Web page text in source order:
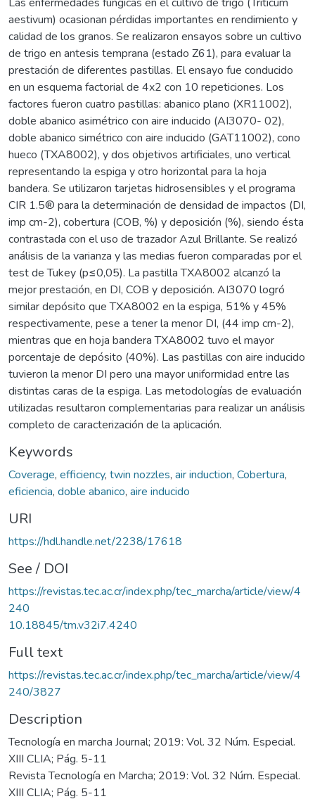
aestivum) ocasionan pérdidas importantes en rendimiento y
calidad de los granos. Se realizaron ensayos sobre un cultivo
de trigo en antesis temprana (estado Z61), para evaluar la
prestación de diferentes pastillas. El ensayo fue conducido
en un esquema factorial de 4x2 con 10 repeticiones. Los
factores fueron cuatro pastillas: abanico plano (XR11002),
doble abanico asimétrico con aire inducido (AI3070- 02),
doble abanico simétrico con aire inducido (GAT11002), cono
hueco (TXA8002), y dos objetivos artificiales, uno vertical
representando la espiga y otro horizontal para la hoja
bandera. Se utilizaron tarjetas hidrosensibles y el programa
CIR 1.5® para la determinación de densidad de impactos (DI,
imp cm-2), cobertura (COB, %) y deposición (%), siendo ésta
contrastada con el uso de trazador Azul Brillante. Se realizó
análisis de la varianza y las medias fueron comparadas por el
test de Tukey (p≤0,05). La pastilla TXA8002 alcanzó la
mejor prestación, en DI, COB y deposición. AI3070 logró
similar depósito que TXA8002 en la espiga, 51% y 45%
respectivamente, pese a tener la menor DI, (44 imp cm-2),
mientras que en hoja bandera TXA8002 tuvo el mayor
porcentaje de depósito (40%). Las pastillas con aire inducido
tuvieron la menor DI pero una mayor uniformidad entre las
distintas caras de la espiga. Las metodologías de evaluación
utilizadas resultaron complementarias para realizar un análisis
completo de caracterización de la aplicación.
Keywords
Coverage, efficiency, twin nozzles, air induction, Cobertura,
eficiencia, doble abanico, aire inducido
URI
https://hdl.handle.net/2238/17618
See / DOI
https://revistas.tec.ac.cr/index.php/tec_marcha/article/view/4
240
10.18845/tm.v32i7.4240
Full text
https://revistas.tec.ac.cr/index.php/tec_marcha/article/view/4
240/3827
Description
Tecnología en marcha Journal; 2019: Vol. 32 Núm. Especial.
XIII CLIA; Pág. 5-11
Revista Tecnología en Marcha; 2019: Vol. 32 Núm. Especial.
XIII CLIA; Pág. 5-11